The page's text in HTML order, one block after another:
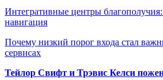
Интегративные центры благополучия:
навигация
Почему низкий порог входа стал
сервисах
Тейлор Свифт и Трэвис Келси